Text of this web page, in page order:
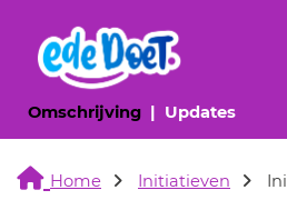
Omschrijving(huidige pagina)
Updates
Home Initiatieven